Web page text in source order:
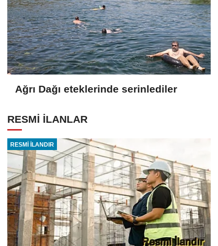
Ağrı Dağı eteklerinde serinlediler
RESMİ İLANLAR
RESMİ İLANDIR